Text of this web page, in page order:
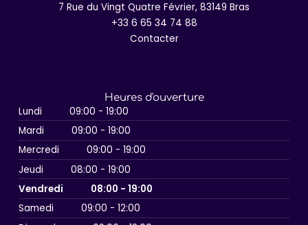
7 Rue du Vingt Quatre Février, 83149 Bras
+33 6 65 34 74 88
Contacter
Heures d'ouverture
Lundi
09:00 - 19:00
Mardi
09:00 - 19:00
Mercredi
09:00 - 19:00
Jeudi
08:00 - 19:00
Vendredi
08:00 - 19:00
Samedi
09:00 - 12:00